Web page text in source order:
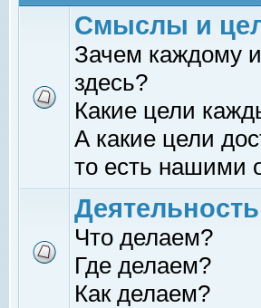
Смыслы и
Зачем каждому
здесь?
Какие цели
А какие цели
то есть нашими
Деятельность
Что делаем?
Где делаем?
Как делаем?